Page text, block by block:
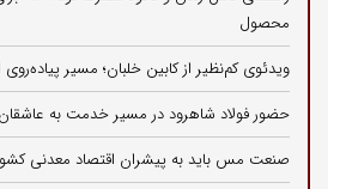
محصول
ویدئوی کم‌نظیر از کابین خلبان؛ مسیر پیاده‌روی
حضور فولاد شاهرود در مسیر خدمت به
صنعت مس باید به پیشران اقتصاد معدنی